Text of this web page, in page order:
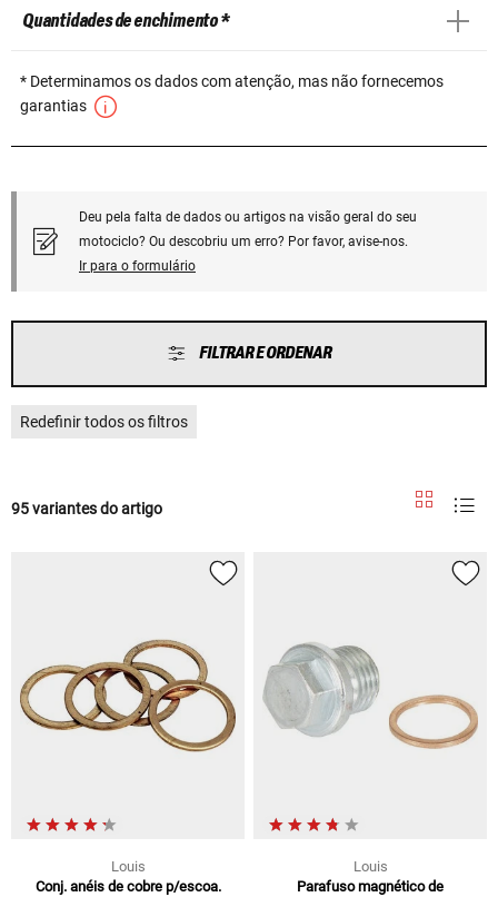
Quantidades de enchimento *
* Determinamos os dados com atenção, mas não fornecemos
garantias
Deu pela falta de dados ou artigos na visão geral do seu
motociclo? Ou descobriu um erro? Por favor, avise-nos.
Ir para o formulário
FILTRAR E ORDENAR
Redefinir todos os filtros
95 variantes do artigo
Louis
Conj. anéis de cobre p/escoa.
Louis
Parafuso magnético de